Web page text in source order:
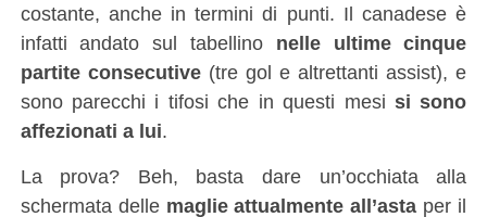
costante, anche in termini di punti. Il canadese è
infatti andato sul tabellino nelle ultime cinque
partite consecutive(tre gol e altrettanti assist), e
sono parecchi i tifosi che in questi mesi si sono
affezionati a lui.
La prova? Beh, basta dare un’occhiata alla
schermata delle maglie attualmente all’asta per il